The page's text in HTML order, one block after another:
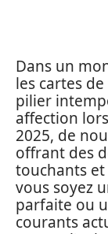
Dans un
les cartes de
pilier
affection lors
2025, de
offrant des
touchants
vous soyez
parfaite ou
courants